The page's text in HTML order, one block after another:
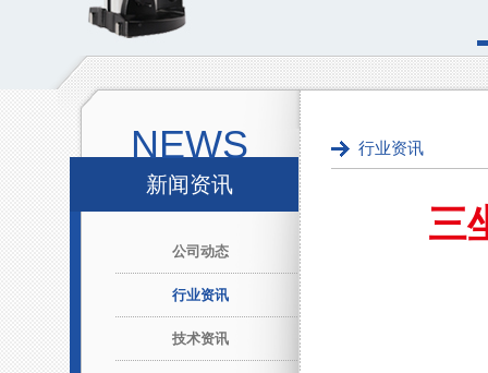
NEWS
新闻资讯
公司动态
行业资讯
技术资讯
行业资讯
三